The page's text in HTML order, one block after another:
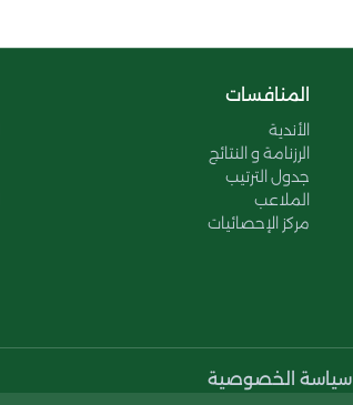
المنافسات
الأندية
الرزنامة و النتائج
جدول الترتيب
الملاعب
مركز الإحصائيات
سياسة الخصوصية